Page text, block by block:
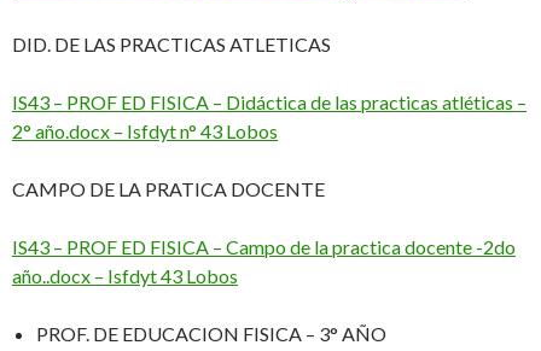
DID. DE LAS PRACTICAS ATLETICAS
IS43 – PROF ED FISICA – Didáctica de las practicas atléticas –
2° año.docx – Isfdyt n° 43 Lobos
CAMPO DE LA PRATICA DOCENTE
IS43 – PROF ED FISICA – Campo de la practica docente -2do
año..docx – Isfdyt 43 Lobos
PROF. DE EDUCACION FISICA – 3° AÑO